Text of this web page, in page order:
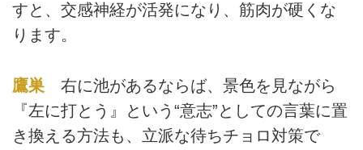
すと、交感神経が活発になり、筋肉が硬くな
ります。
鷹巣 右に池があるならば、景色を見ながら
『左に打とう』という“意志”としての言葉に置
き換える方法も、立派な待ちチョロ対策で